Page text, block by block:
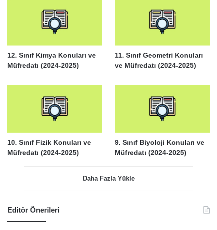
12. Sınıf Kimya Konuları ve
Müfredatı (2024-2025)
11. Sınıf Geometri Konuları
ve Müfredatı (2024-2025)
10. Sınıf Fizik Konuları ve
Müfredatı (2024-2025)
9. Sınıf Biyoloji Konuları ve
Müfredatı (2024-2025)
Daha Fazla Yükle
Editör Önerileri